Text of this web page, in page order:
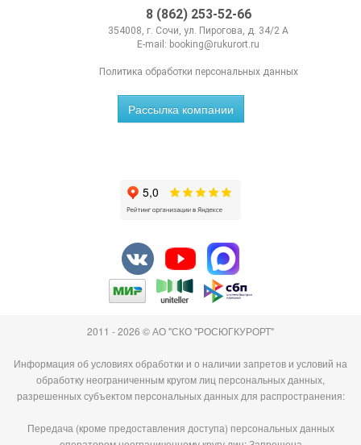
8 (862) 253-52-66
354008, г. Сочи, ул. Пирогова, д. 34/2 А
E-mail: booking@rukurort.ru
Политика обработки персональных данных
Рассылка компании
2011 - 2026 © АО "СКО "РОСЮГКУРОРТ"
Информация об условиях обработки и о наличии запретов и условий на
обработку неограниченным кругом лиц персональных данных,
разрешенных субъектом персональных данных для распространения:
Передача (кроме предоставления доступа) персональных данных